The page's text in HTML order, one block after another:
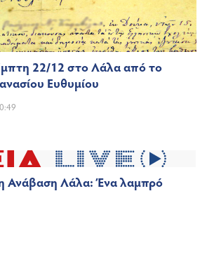
22/12 στο Λάλα από το
Ευθυμίου
Ανάβαση Λάλα: Ένα λαμπρό